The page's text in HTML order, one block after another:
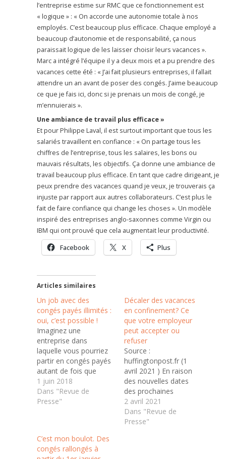
l’entreprise estime sur RMC que ce fonctionnement est
« logique » : « On accorde une autonomie totale à nos
employés. C’est beaucoup plus efficace. Chaque employé a
beaucoup d’autonomie et de responsabilité, ça nous
paraissait logique de les laisser choisir leurs vacances ».
Marc a intégré l’équipe il y a deux mois et a pu prendre des
vacances cette été : « J’ai fait plusieurs entreprises, il fallait
attendre un an avant de poser des congés. J’aime beaucoup
ce que je fais ici, donc si je prenais un mois de congé, je
m’ennuierais ».
Une ambiance de travail plus efficace »
Et pour Philippe Laval, il est surtout important que tous les
salariés travaillent en confiance : « On partage tous les
chiffres de l’entreprise, tous les salaires, les bons ou
mauvais résultats, les objectifs. Ça donne une ambiance de
travail beaucoup plus efficace. En tant que cadre dirigeant, je
peux prendre des vacances quand je veux, je trouverais ça
injuste par rapport aux autres collaborateurs. C’est plus le
fait de faire confiance qui change les choses ». Un modèle
inspiré des entreprises anglo-saxonnes comme Virgin ou
IBM qui ont prouvé que cela augmentait leur productivité.
Facebook X Plus
Articles similaires
Un job avec des
congés payés illimités :
oui, c’est possible !
Imaginez une
entreprise dans
laquelle vous pourriez
partir en congés payés
autant de fois que
vous le voulez… Ce
système de
management venu
Certains employeurs
proposent des jobs
1 juin 2018
Dans "Revue de
Presse"
Décaler des vacances
en confinement? Ce
que votre employeur
peut accepter ou
refuser
Source :
huffingtonpost.fr (1
avril 2021 ) En raison
des nouvelles dates
des prochaines
vacances scolaires, de
nombreux salariés
avec des enfants
2 avril 2021
Dans "Revue de
Presse"
C’est mon boulot. Des
congés rallongés à